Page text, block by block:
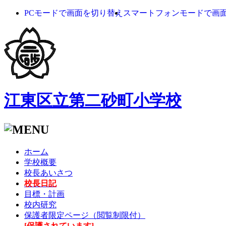
PCモードで画面を切り替え スマートフォンモードで画
江東区立第二砂町小学校
ホーム
学校概要
校長あいさつ
校長日記
目標・計画
校内研究
保護者限定ページ（閲覧制限付）